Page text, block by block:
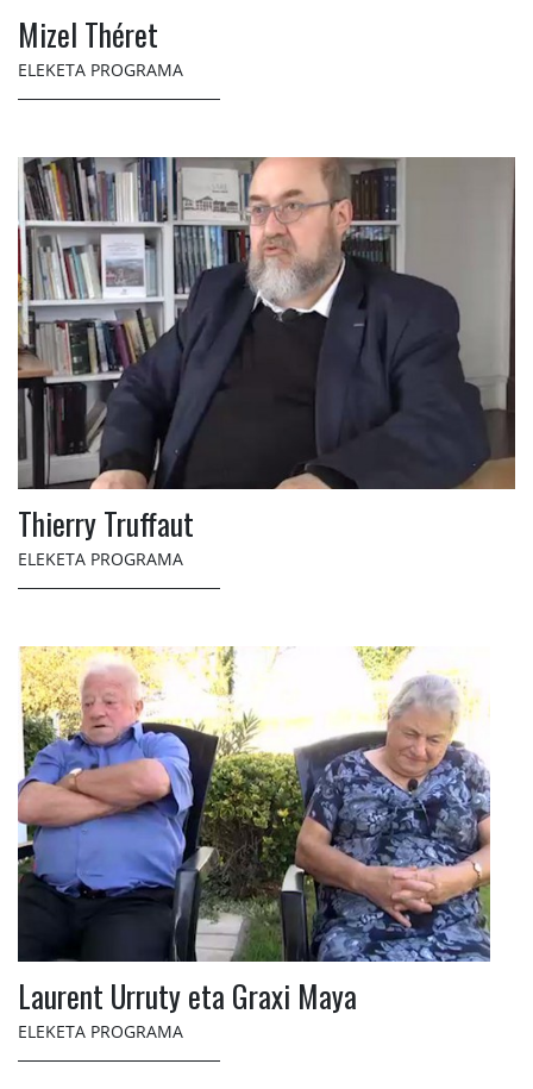
Mizel Théret
ELEKETA PROGRAMA
Thierry Truffaut
ELEKETA PROGRAMA
Laurent Urruty eta Graxi Maya
ELEKETA PROGRAMA